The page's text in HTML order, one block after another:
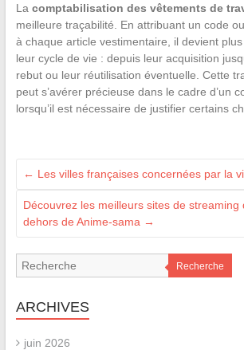
La comptabilisation des vêtements de
meilleure traçabilité. En attribuant un code
à chaque article vestimentaire, il devient
leur cycle de vie : depuis leur acquisition
rebut ou leur réutilisation éventuelle. Cette
peut s’avérer précieuse dans le cadre d’un
lorsqu’il est nécessaire de justifier certains
← Les villes françaises concernées par la
Découvrez les meilleurs sites de streaming
dehors de Anime-sama →
Recherche
ARCHIVES
juin 2026